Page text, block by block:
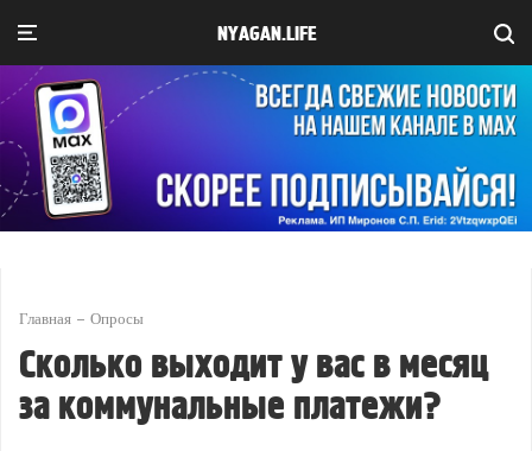
NYAGAN.LIFE
Главная Опросы
Сколько выходит у вас в месяц
за коммунальные платежи?